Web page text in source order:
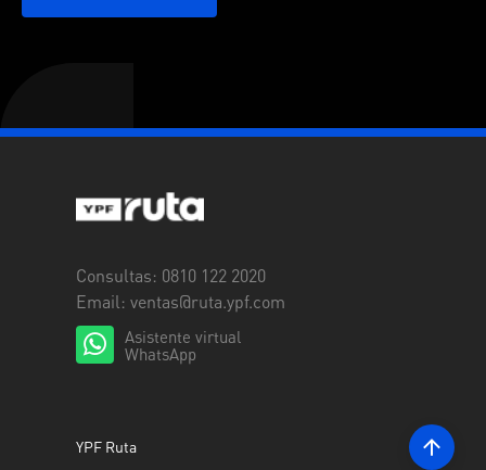
Consultas: 0810 122 2020
Email: ventas@ruta.ypf.com
Asistente virtual
WhatsApp
YPF Ruta